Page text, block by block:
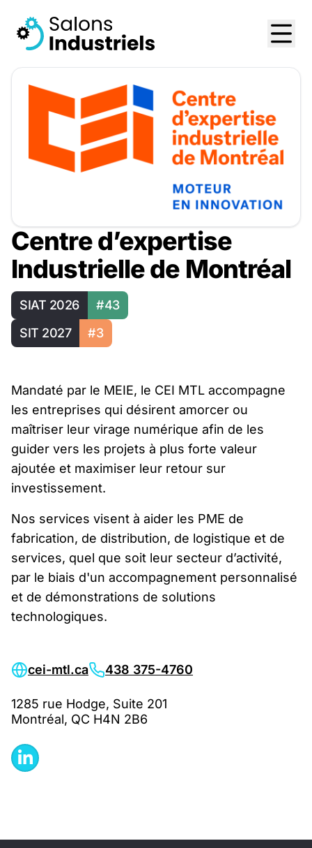
Centre d’expertise
Industrielle de Montréal
SIAT 2026
#43
SIT 2027
#3
Mandaté par le MEIE, le CEI MTL accompagne
les entreprises qui désirent amorcer ou
maîtriser leur virage numérique afin de les
guider vers les projets à plus forte valeur
ajoutée et maximiser leur retour sur
investissement.
Nos services visent à aider les PME de
fabrication, de distribution, de logistique et de
services, quel que soit leur secteur d’activité,
par le biais d'un accompagnement personnalisé
et de démonstrations de solutions
technologiques.
cei-mtl.ca 438 375-4760
1285 rue Hodge, Suite 201
Montréal, QC H4N 2B6